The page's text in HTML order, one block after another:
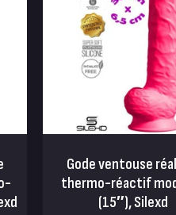
Gode ventouse
thermo-réactif
(15″), Silexd